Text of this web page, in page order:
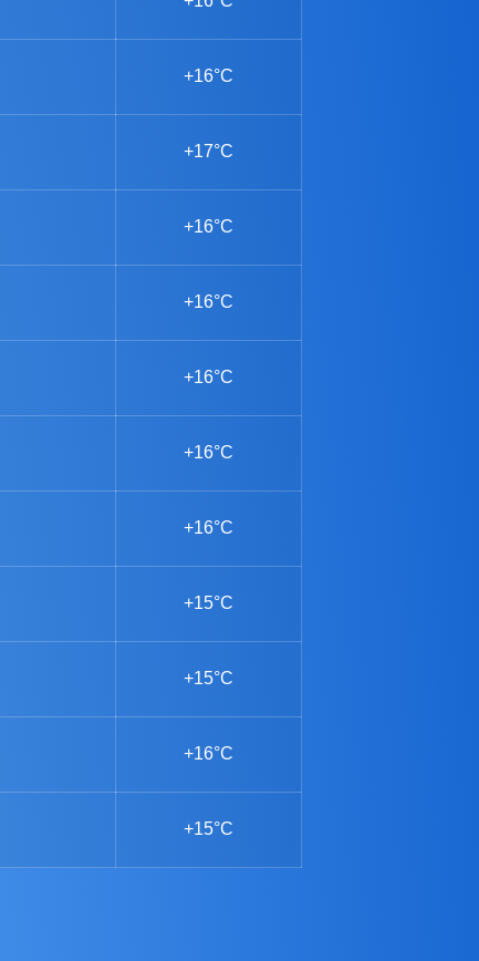
+16°C
+17°C
+16°C
+16°C
+16°C
+16°C
+16°C
+15°C
+15°C
+16°C
+15°C